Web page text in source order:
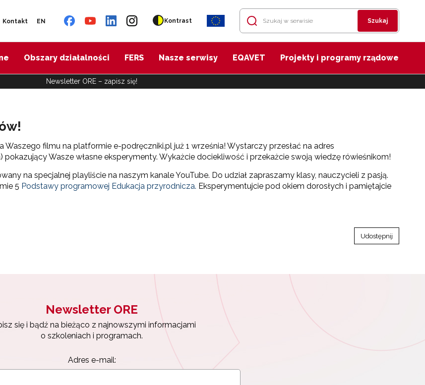
Kontakt EN Kontrast Szukaj
Obszary działalności FERS Nasze serwisy EQAVET Projekty i programy rządowe
Newsletter ORE – zapisz się!
filmu na platformie e-podręczniki.pl już 1 września! Wystarczy przesłać na adres
Wasze własne eksperymenty. Wykażcie dociekliwość i przekażcie swoją wiedzę rówieśnikom!
na specjalnej playliście na naszym kanale YouTube. Do udział zapraszamy klasy, nauczycieli z pasją.
5 Podstawy programowej Edukacja przyrodnicza. Eksperymentujcie pod okiem dorosłych i pamiętajcie
Udostępnij
Newsletter ORE
się i bądź na bieżąco z najnowszymi informacjami
o szkoleniach i programach.
Adres e-mail: